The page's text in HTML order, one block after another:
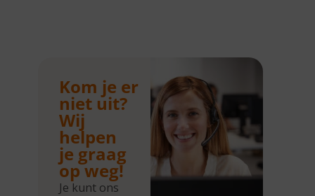
Kom je er
niet uit?
Wij
helpen
je graag
op weg!
Je kunt ons